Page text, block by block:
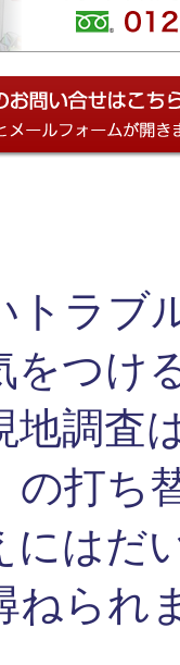
トラブ
をつ
地調査
の打ち
には
ねられ